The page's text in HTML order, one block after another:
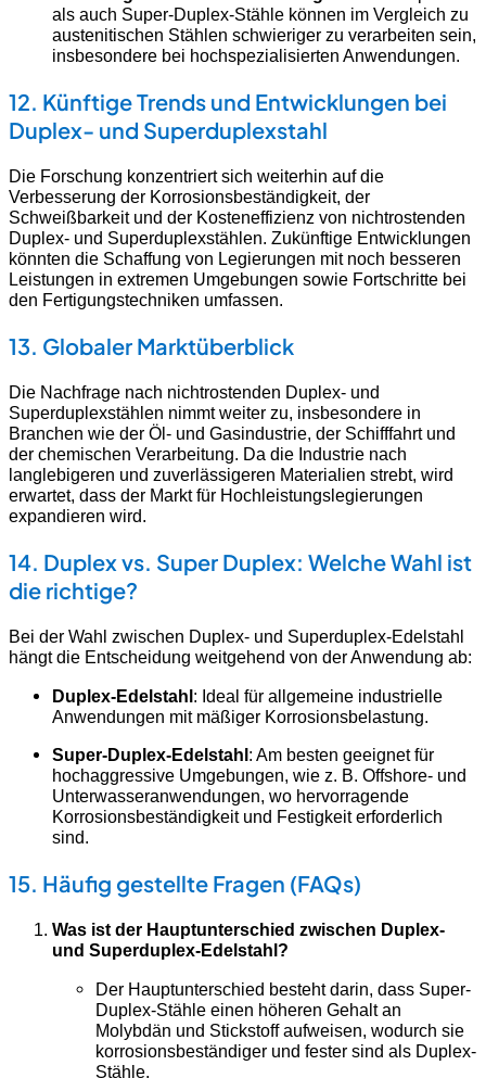
als auch Super-Duplex-Stähle können im Vergleich zu
austenitischen Stählen schwieriger zu verarbeiten sein,
insbesondere bei hochspezialisierten Anwendungen.
12. Künftige Trends und Entwicklungen bei
Duplex- und Superduplexstahl
Die Forschung konzentriert sich weiterhin auf die
Verbesserung der Korrosionsbeständigkeit, der
Schweißbarkeit und der Kosteneffizienz von nichtrostenden
Duplex- und Superduplexstählen. Zukünftige Entwicklungen
könnten die Schaffung von Legierungen mit noch besseren
Leistungen in extremen Umgebungen sowie Fortschritte bei
den Fertigungstechniken umfassen.
13. Globaler Marktüberblick
Die Nachfrage nach nichtrostenden Duplex- und
Superduplexstählen nimmt weiter zu, insbesondere in
Branchen wie der Öl- und Gasindustrie, der Schifffahrt und
der chemischen Verarbeitung. Da die Industrie nach
langlebigeren und zuverlässigeren Materialien strebt, wird
erwartet, dass der Markt für Hochleistungslegierungen
expandieren wird.
14. Duplex vs. Super Duplex: Welche Wahl ist
die richtige?
Bei der Wahl zwischen Duplex- und Superduplex-Edelstahl
hängt die Entscheidung weitgehend von der Anwendung ab:
Duplex-Edelstahl: Ideal für allgemeine industrielle
Anwendungen mit mäßiger Korrosionsbelastung.
Super-Duplex-Edelstahl: Am besten geeignet für
hochaggressive Umgebungen, wie z. B. Offshore- und
Unterwasseranwendungen, wo hervorragende
Korrosionsbeständigkeit und Festigkeit erforderlich
sind.
15. Häufig gestellte Fragen (FAQs)
Was ist der Hauptunterschied zwischen Duplex-
und Superduplex-Edelstahl?
Der Hauptunterschied besteht darin, dass Super-
Duplex-Stähle einen höheren Gehalt an
Molybdän und Stickstoff aufweisen, wodurch sie
korrosionsbeständiger und fester sind als Duplex-
Stähle.